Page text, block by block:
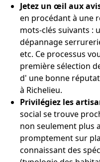
Jetez un œil aux
en procédant à une
mots-clés suivants :
dépannage
etc. Ce processus
première sélection
d' une bonne
à Richelieu.
Privilégiez les
social se trouve
non seulement plus
promptement sur
connaissant des